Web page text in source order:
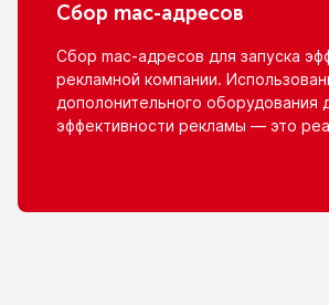
Сбор mac-адресов
Сбор mac-адресов для запуска
рекламной компании.
дополонительного оборудования
эффективности рекламы — это